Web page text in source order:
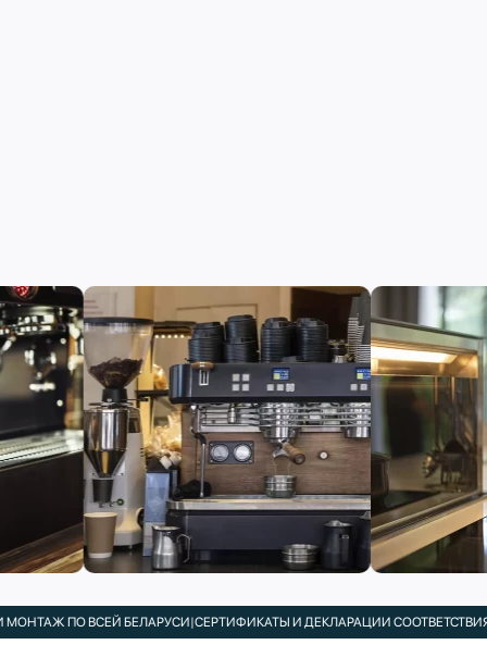
ПО ВСЕЙ БЕЛАРУСИ|СЕРТИФИКАТЫ И ДЕКЛАРАЦИИ СООТВЕТСТВИЯ В